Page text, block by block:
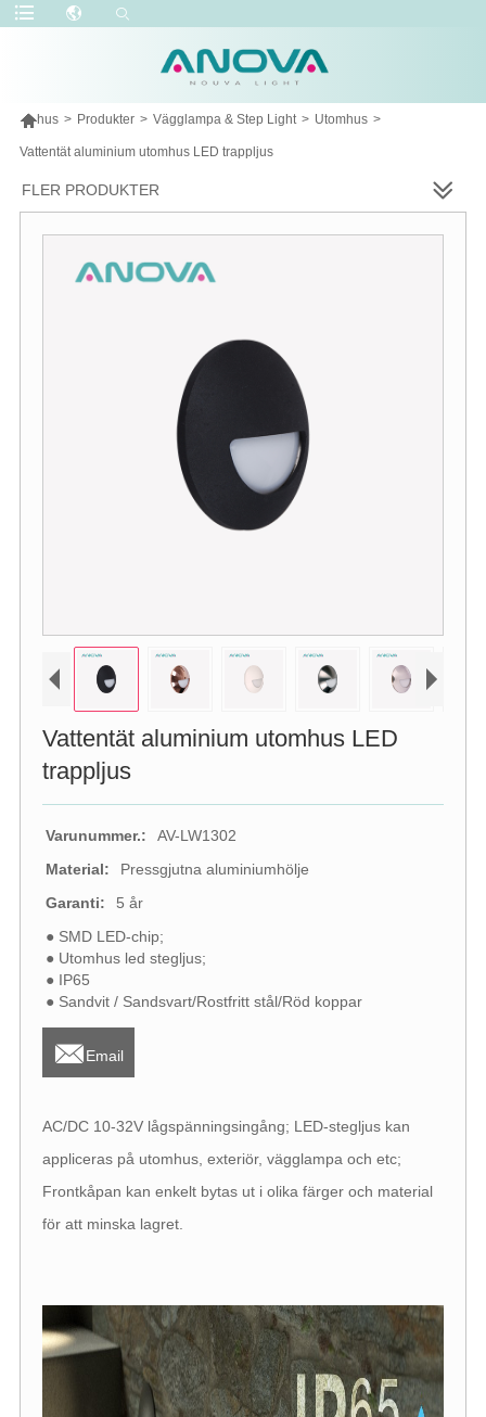
hus > Produkter > Vägglampa & Step Light > Utomhus >
Vattentät aluminium utomhus LED trappljus
FLER PRODUKTER
Vattentät aluminium utomhus LED
trappljus
Varunummer.:
AV-LW1302
Material:
Pressgjutna aluminiumhölje
Garanti:
5 år
● SMD LED-chip;
● Utomhus led stegljus;
● IP65
● Sandvit / Sandsvart/Rostfritt stål/Röd koppar
Email
AC/DC 10-32V lågspänningsingång; LED-stegljus kan
appliceras på utomhus, exteriör, vägglampa och etc;
Frontkåpan kan enkelt bytas ut i olika färger och material
för att minska lagret.